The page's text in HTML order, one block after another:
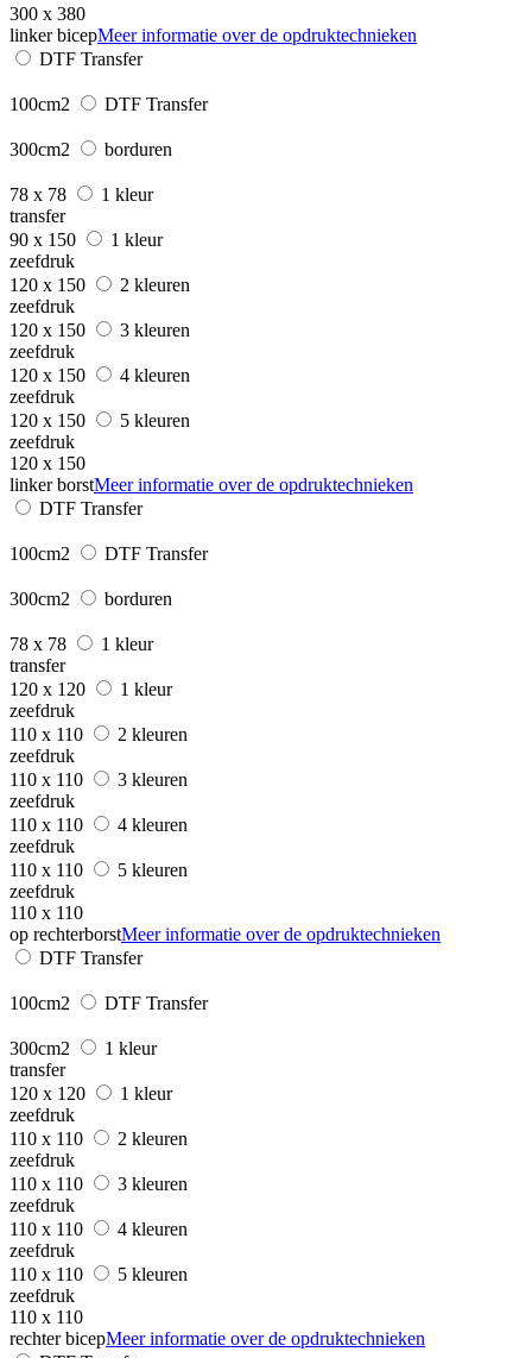
300 x 380
linker bicepMeer informatie over de opdruktechnieken
DTF Transfer
100cm2 DTF Transfer
300cm2 borduren
78 x 78
1 kleur
transfer
90 x 150
1 kleur
zeefdruk
120 x 150
2 kleuren
zeefdruk
120 x 150
3 kleuren
zeefdruk
120 x 150
4 kleuren
zeefdruk
120 x 150
5 kleuren
zeefdruk
120 x 150
linker borstMeer informatie over de opdruktechnieken
DTF Transfer
100cm2 DTF Transfer
300cm2 borduren
78 x 78
1 kleur
transfer
120 x 120
1 kleur
zeefdruk
110 x 110
2 kleuren
zeefdruk
110 x 110
3 kleuren
zeefdruk
110 x 110
4 kleuren
zeefdruk
110 x 110
5 kleuren
zeefdruk
110 x 110
op rechterborstMeer informatie over de opdruktechnieken
DTF Transfer
100cm2 DTF Transfer
300cm2
1 kleur
transfer
120 x 120
1 kleur
zeefdruk
110 x 110
2 kleuren
zeefdruk
110 x 110
3 kleuren
zeefdruk
110 x 110
4 kleuren
zeefdruk
110 x 110
5 kleuren
zeefdruk
110 x 110
rechter bicepMeer informatie over de opdruktechnieken